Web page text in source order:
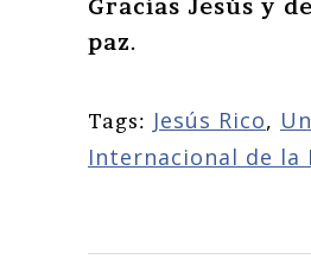
Gracias Jesús y
paz.
Tags: Jesús Rico,
Internacional de la